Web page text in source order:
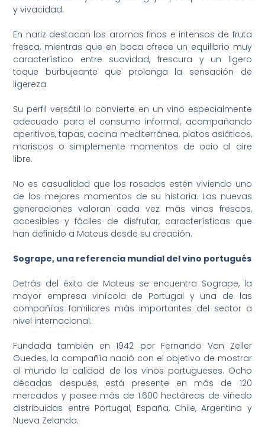
y vivacidad.
En nariz destacan los aromas finos e intensos de fruta
fresca, mientras que en boca ofrece un equilibrio muy
característico entre suavidad, frescura y un ligero
toque burbujeante que prolonga la sensación de
ligereza.
Su perfil versátil lo convierte en un vino especialmente
adecuado para el consumo informal, acompañando
aperitivos, tapas, cocina mediterránea, platos asiáticos,
mariscos o simplemente momentos de ocio al aire
libre.
No es casualidad que los rosados estén viviendo uno
de los mejores momentos de su historia. Las nuevas
generaciones valoran cada vez más vinos frescos,
accesibles y fáciles de disfrutar, características que
han definido a Mateus desde su creación.
Sogrape, una referencia mundial del vino portugués
Detrás del éxito de Mateus se encuentra Sogrape, la
mayor empresa vinícola de Portugal y una de las
compañías familiares más importantes del sector a
nivel internacional.
Fundada también en 1942 por Fernando Van Zeller
Guedes, la compañía nació con el objetivo de mostrar
al mundo la calidad de los vinos portugueses. Ocho
décadas después, está presente en más de 120
mercados y posee más de 1.600 hectáreas de viñedo
distribuidas entre Portugal, España, Chile, Argentina y
Nueva Zelanda.